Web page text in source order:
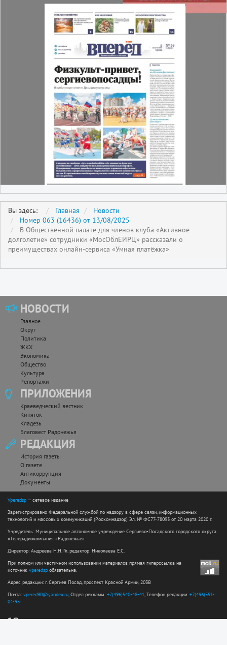
Вы здесь: Главная
Новости
Номер 063 (16436) от 13/08/2025
В Общественной палате для членов клуба «Активное
долголетие» сотрудники «МосОблЕИРЦ» рассказали о
преимуществах онлайн-сервиса «Умная платёжка»
НОВОСТИ
Главное
Округ
Политика
ЖКХ
Экономика
Общество
Культура
Репортажи
ПРИЛОЖЕНИЯ
Краеведческий вестник
Кипяток
Кладезь
Благовест Радонежья
РЕДАКЦИЯ
История газеты
О газете
Антикоррупция
Документы
Vperedsp — сетевое издание
Зарегистрировано Федеральной службой по надзору в сфере связи, информационных
технологий и массовых коммуникаций (Роскомнадзор) Эл. № ФС77-78093 от 20 марта 2020 г.
Учредитель: Муниципальное автономное учреждение Сергиево-Посадского городского округа
«Телерадиокомпания «Радонежье».
Директор: Андреева Н.Н. Гл. редактор: Николаева Е.С.
При полном или частичном использовании материалов прямая гиперссылка на
источник vperedsp обязательна.
Адрес редакции: г. Сергиев Посад, проспект Красной Армии, 203В
Почта: vpered90@yandex.ru, Отдел рекламы: +7(496)540-48-41, Телефон редакции: +7(496)551-
04-95
12+